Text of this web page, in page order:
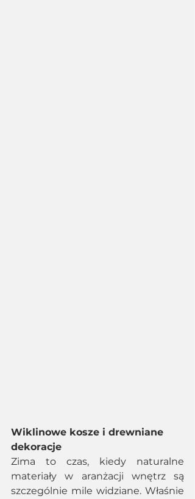
Wiklinowe kosze i drewniane
dekoracje
Zima to czas, kiedy naturalne
materiały w aranżacji wnętrz są
szczególnie mile widziane. Właśnie